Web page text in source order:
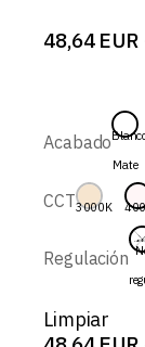
48,64 EUR
Rango
48,64 EUR
hasta
58,79 EUR
Acabado
Mate
CCT3000K
Regulación
Limpiar